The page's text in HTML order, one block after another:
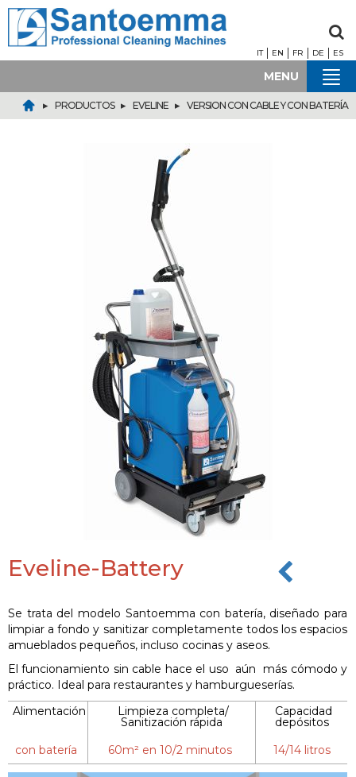
IT EN FR DE ES
MENU
▸ PRODUCTOS▸ EVELINE ▸ VERSION CON CABLE Y CON BATERÍA
Eveline-Battery
Se trata del modelo Santoemma con batería, diseñado para
limpiar a fondo y sanitizar completamente todos los espacios
amueblados pequeños, incluso cocinas y aseos.
El funcionamiento sin cable hace el uso aún más cómodo y
práctico. Ideal para restaurantes y hamburgueserías.
Alimentación
con batería
Limpieza completa/
Sanitización rápida
60m² en 10/2 minutos
Capacidad
depósitos
14/14 litros